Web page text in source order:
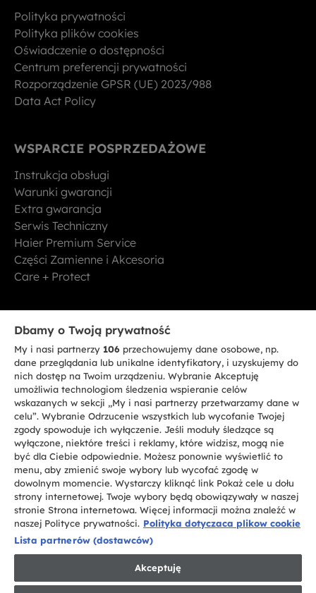
Polityka prywatności
Polityka plików cookies
Oświadczenie o dostępności
Centrum preferencji prywatności
Rozporządzenie GPSR (UE) 2023/988
Data Act Policy
WSPARCIE POSPRZEDAŻOWE
Instrukcja obsługi
Warunki gwarancji
Extra gwarancja
Serwis Techniczny
Haier Premium Service
Części Zamienne i Akcesoria
Care + Protect
Bądź w kontakcie
ZAREJESTRUJ SIĘ TERAZ
CANDY HOOVER GROUP S.r.I. - jednoosobowa sp. z.o.o. - SIEDZIBA
STATUTOWA: Via Comolli, 57 - 20861 Brugherio (MB) - Włochy -
SIEDZIBY ADMINISTRACYJNE: Via Privata Eden Fumagalli bez
nadanego numeru - 20861 Brugherio (MB) i Via Trento nr 20/A-22 - 20871
Vimercate (MB) - Włochy - Tel.: +39.039.2086.1 - Faks: +39.039.2086.237 -
Kapitał zakładowy 35.000.000,00 € wpłacony w całości - Kod identyfikacji
podatkowej i nr wpisu do Rejestru przedsiębiorstw dla rejonu Mediolan-
Monza-Brianza-Lodi 04666310158 - NIP 00786860965 - Numer wpisu do
Repertorium Ekonomiczno - Administracyjnego REA: MB-1033934 -
Candy S.p.A.
PL / Polski
Dbamy o Twoją prywatność
My i nasi partnerzy 106 przechowujemy dane osobowe, np.
dane przeglądania lub unikalne identyfikatory, i uzyskujemy do
nich dostęp na Twoim urządzeniu. Wybranie Akceptuję
umożliwia technologiom śledzenia wspieranie celów
wskazanych w sekcji „My i nasi partnerzy przetwarzamy dane w
celu”. Wybranie Odrzucenie wszystkich lub wycofanie Twojej
zgody spowoduje ich wyłączenie. Jeśli moduły śledzące są
wyłączone, niektóre treści i reklamy, które widzisz, mogą nie
być dla Ciebie odpowiednie. Możesz ponownie wyświetlić to
menu, aby zmienić swoje wybory lub wycofać zgodę w
dowolnym momencie. Wystarczy kliknąć link Pokaż cele u dołu
strony internetowej. Twoje wybory będą obowiązywały w naszej
stronie Strona internetowa. Więcej informacji można znaleźć w
naszej Polityce prywatności. Polityka dotyczaca plikow cookie
Lista partnerów (dostawców)
Akceptuję